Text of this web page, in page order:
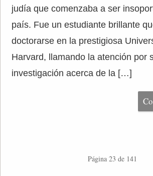
judía que comenzaba a ser
país. Fue un estudiante brillante
doctorarse en la prestigiosa
Harvard, llamando la atención por
investigación acerca de la […]
Página 23 de 141